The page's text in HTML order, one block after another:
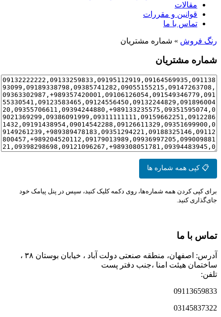
مقالات
قوانین و مقررات
تماس با ما
رنگ فروش » شماره مشتریان
شماره مشتریان
📋 کپی همه شماره ها
برای کپی کردن همه شماره‌ها، روی دکمه کلیک کنید، سپس در پنل پیامک خود
جای‌گذاری کنید.
تماس با ما
آدرس: اصفهان، منطقه صنعتی دولت آباد ، خیابان بوستان ۳۸ ،
ساختمان هیئت امنا ،جنب دفتر پست
تلفن:
09113659833
03145837322